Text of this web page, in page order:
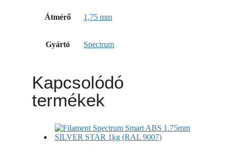
Átmérő 1,75 mm
Gyártó Spectrum
Kapcsolódó
termékek